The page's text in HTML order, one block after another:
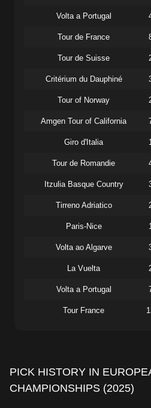
Volta a Portugal
Tour de France
Tour de Suisse
Critérium du Dauphiné
Tour of Norway
Amgen Tour of California
Giro d'Italia
Tour de Romandie
Itzulia Basque Country
Tirreno Adriatico
Paris-Nice
Volta ao Algarve
La Vuelta
Volta a Portugal
Tour France
PICK HISTORY IN
CHAMPIONSHIPS (2025)